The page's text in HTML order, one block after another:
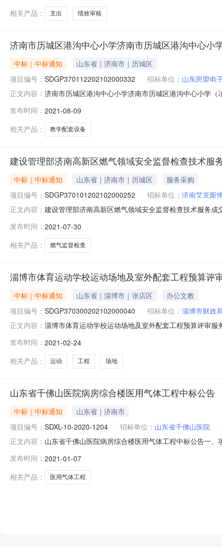
相关产品：
支出 绩效审核
济南市历城区港沟中心小学济南市历城区港沟中心小
中标｜中标通知
山东省｜济南市｜历城区
项目编号： SDGP370112202102000332 招标单位： 山东思盟电
正文内容： 济南市历城区港沟中心小学济南市历城区港沟中心小学
号：SDGP370112202102000332四、公共资源编号：
发布时间： 2021-08-09
相关产品：
教学配套设备
建设管理部济南高新区燃气领域安全监督检查技术服
中标｜中标通知 山东省｜济南市｜历城区
服务采购
项目编号： SDGP370101202102000252 招标单位： 济南艾克斯
正文内容： 建设管理部济南高新区燃气领域安全监督检查技术服务
2021CGFW10C5083五、公告发布日期：2021-07-13六
发布时间： 2021-07-30
相关产品：
燃气监督检查
淄博市体育运动学校运动场地及室外配套工程预算评
中标｜中标通知 山东省｜淄博市｜张店区
办公文教
项目编号： SDGP370300202102000040 招标单位： 淄博市财政
正文内容： 淄博市体育运动学校运动场地及室外配套工程预算评审
告时间2021年02月24日09:07评审专家名单详见公告正
购单位地址详见公告
发布时间： 2021-02-24
相关产品：
运动 工程 场地
山东省千佛山医院病房综合楼医用气体工程中标公告
中标｜中标通知
山东省｜济南市
项目编号： SDXL-10-2020-1204 招标单位： 山东省千佛山医院
正文内容： 山东省千佛山医院病房综合楼医用气体工程中标公告一
健、孟祥彬、戴堃、马成明、刘欣八、联系方式1.招标
发布时间： 2021-01-07
相关产品：
医用气体工程